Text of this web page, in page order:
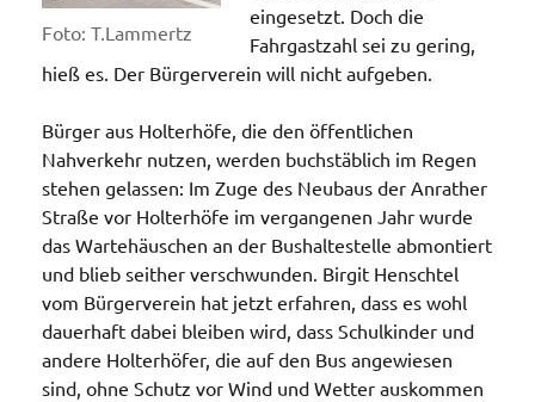
Foto: T.Lammertz
eingesetzt. Doch die
Fahrgastzahl sei zu gering,
hieß es. Der Bürgerverein will nicht aufgeben.
Bürger aus Holterhöfe, die den öffentlichen
Nahverkehr nutzen, werden buchstäblich im Regen
stehen gelassen: Im Zuge des Neubaus der Anrather
Straße vor Holterhöfe im vergangenen Jahr wurde
das Wartehäuschen an der Bushaltestelle abmontiert
und blieb seither verschwunden. Birgit Henschtel
vom Bürgerverein hat jetzt erfahren, dass es wohl
dauerhaft dabei bleiben wird, dass Schulkinder und
andere Holterhöfer, die auf den Bus angewiesen
sind, ohne Schutz vor Wind und Wetter auskommen